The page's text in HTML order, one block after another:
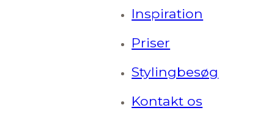
Inspiration
Priser
Stylingbesøg
Kontakt os